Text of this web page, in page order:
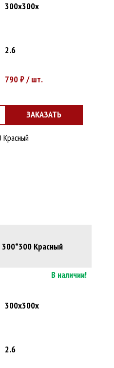
300x300x
2.6
790₽ / шт.
ЗАКАЗАТЬ
300*300 Красный
В наличии!
300x300x
2.6